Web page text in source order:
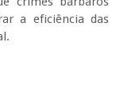
a eficiência das